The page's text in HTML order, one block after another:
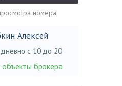
номера
Алексей
с 10 до 20
объекты брокера